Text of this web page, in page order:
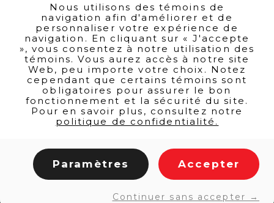
Nous utilisons des témoins de
navigation afin d'améliorer et de
personnaliser votre expérience de
navigation. En cliquant sur « J'accepte
», vous consentez à notre utilisation des
témoins. Vous aurez accès à notre site
Web, peu importe votre choix. Notez
cependant que certains témoins sont
obligatoires pour assurer le bon
fonctionnement et la sécurité du site.
Pour en savoir plus, consultez notre
politique de confidentialité.
Paramètres Accepter
Continuer sans accepter →